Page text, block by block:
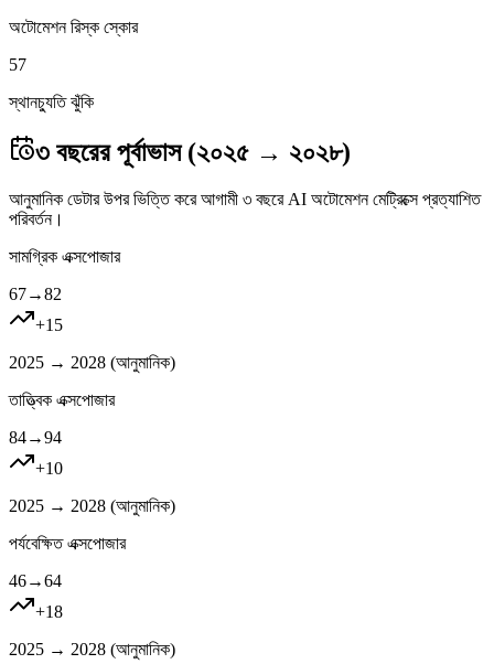
অটোমেশন রিস্ক স্কোর
57
স্থানচ্যুতি ঝুঁকি
৩ বছরের পূর্বাভাস (২০২৫ → ২০২৮)
আনুমানিক ডেটার উপর ভিত্তি করে আগামী ৩ বছরে AI অটোমেশন মেট্রিক্সে প্রত্যাশিত
পরিবর্তন।
সামগ্রিক এক্সপোজার
67→82
+15
2025 → 2028 (আনুমানিক)
তাত্ত্বিক এক্সপোজার
84→94
+10
2025 → 2028 (আনুমানিক)
পর্যবেক্ষিত এক্সপোজার
46→64
+18
2025 → 2028 (আনুমানিক)